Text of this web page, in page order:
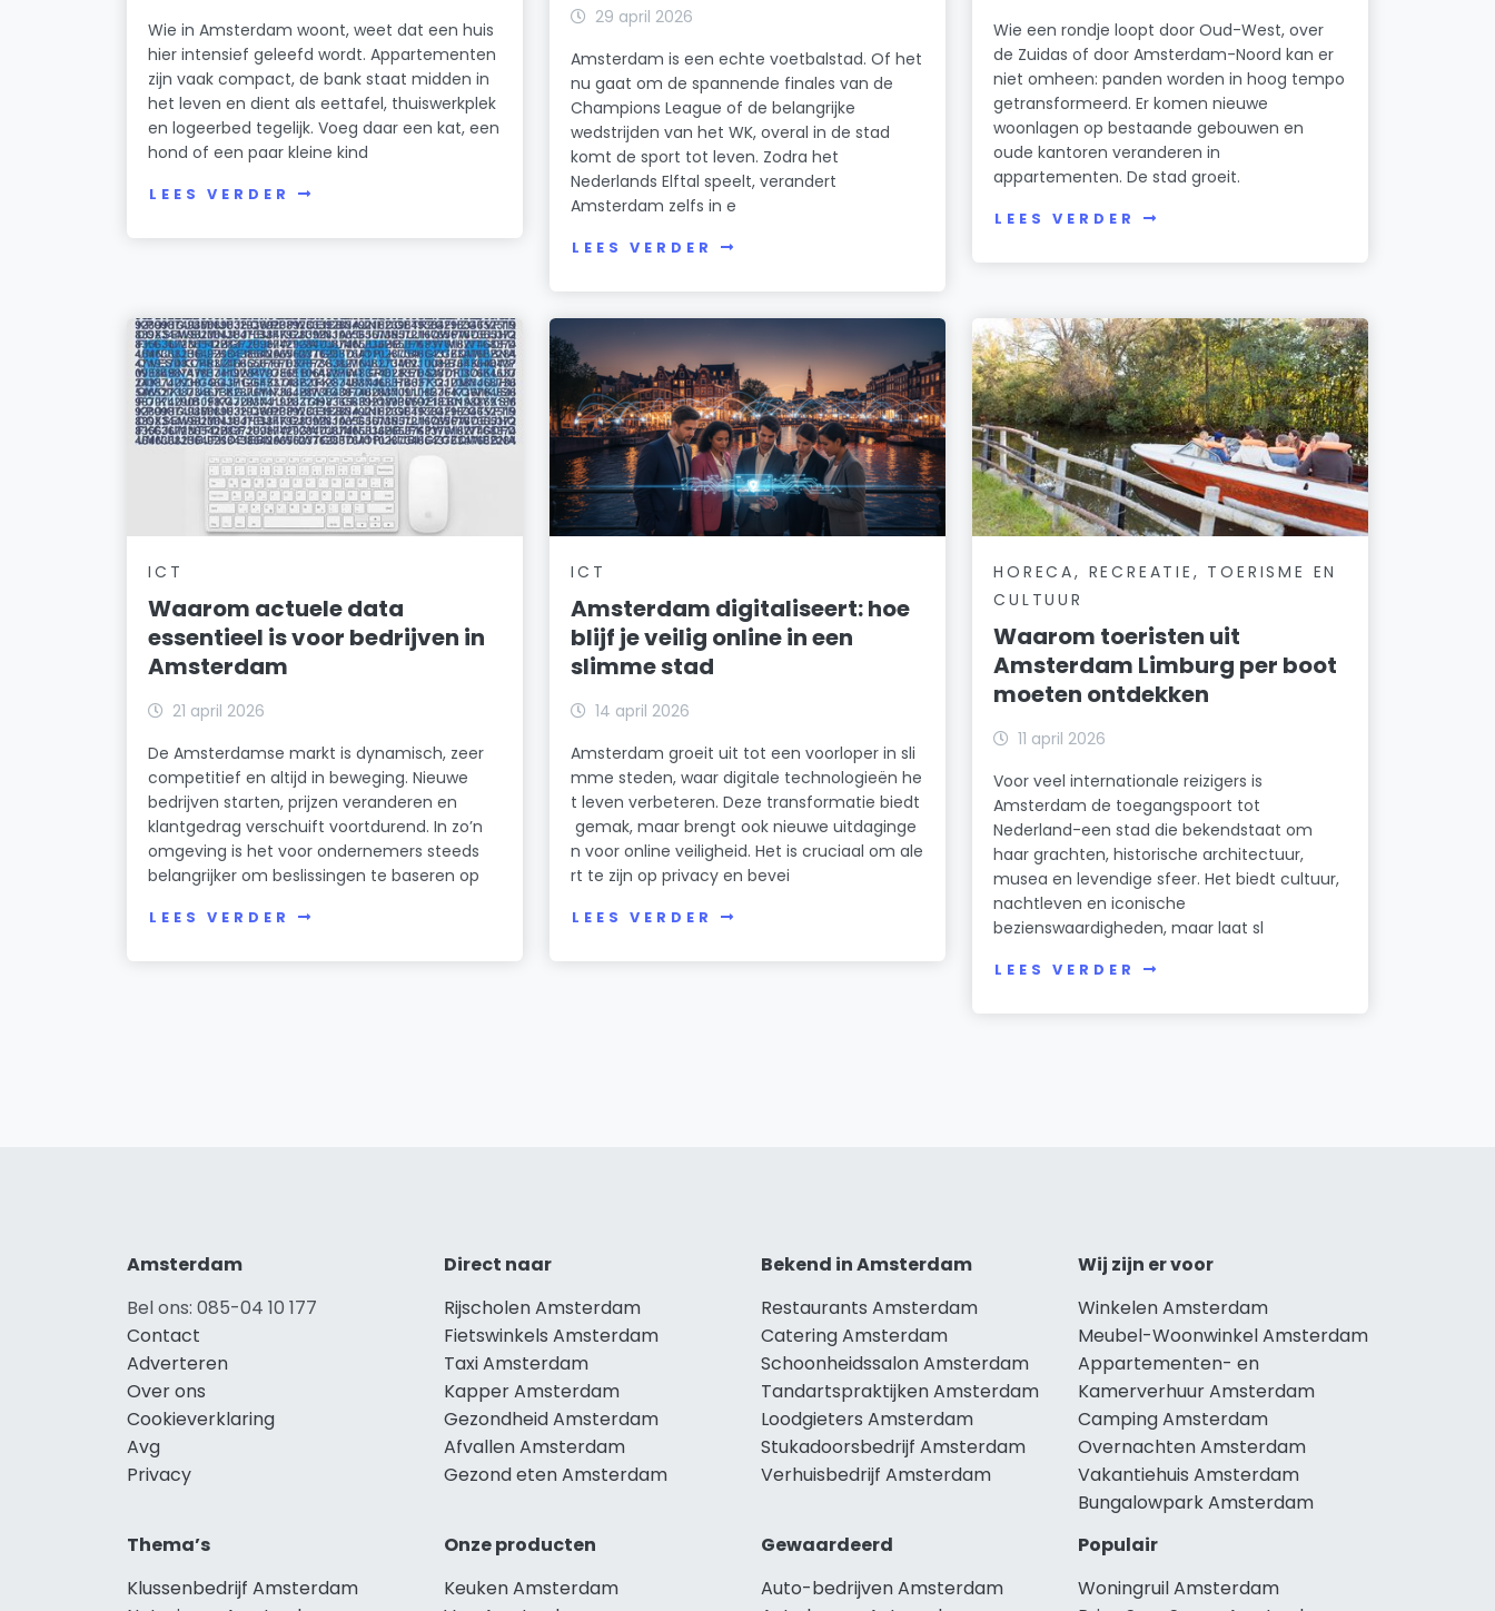
Wie in Amsterdam woont, weet dat een huis
hier intensief geleefd wordt. Appartementen
zijn vaak compact, de bank staat midden in
het leven en dient als eettafel, thuiswerkplek
en logeerbed tegelijk. Voeg daar een kat, een
hond of een paar kleine kind
LEES VERDER
29 april 2026
Amsterdam is een echte voetbalstad. Of het
nu gaat om de spannende finales van de
Champions League of de belangrijke
wedstrijden van het WK, overal in de stad
komt de sport tot leven. Zodra het
Nederlands Elftal speelt, verandert
Amsterdam zelfs in e
LEES VERDER
Wie een rondje loopt door Oud-West, over
de Zuidas of door Amsterdam-Noord kan er
niet omheen: panden worden in hoog tempo
getransformeerd. Er komen nieuwe
woonlagen op bestaande gebouwen en
oude kantoren veranderen in
appartementen. De stad groeit.
LEES VERDER
ICT
Waarom actuele data
essentieel is voor bedrijven in
Amsterdam
21 april 2026
De Amsterdamse markt is dynamisch, zeer
competitief en altijd in beweging. Nieuwe
bedrijven starten, prijzen veranderen en
klantgedrag verschuift voortdurend. In zo’n
omgeving is het voor ondernemers steeds
belangrijker om beslissingen te baseren op
LEES VERDER
ICT
Amsterdam digitaliseert: hoe
blijf je veilig online in een
slimme stad
14 april 2026
Amsterdam groeit uit tot een voorloper in sli
mme steden, waar digitale technologieën he
t leven verbeteren. Deze transformatie biedt
gemak, maar brengt ook nieuwe uitdaginge
n voor online veiligheid. Het is cruciaal om ale
rt te zijn op privacy en bevei
LEES VERDER
HORECA, RECREATIE, TOERISME EN
CULTUUR
Waarom toeristen uit
Amsterdam Limburg per boot
moeten ontdekken
11 april 2026
Voor veel internationale reizigers is
Amsterdam de toegangspoort tot
Nederland-een stad die bekendstaat om
haar grachten, historische architectuur,
musea en levendige sfeer. Het biedt cultuur,
nachtleven en iconische
bezienswaardigheden, maar laat sl
LEES VERDER
Amsterdam
Bel ons: 085-04 10 177
Contact
Adverteren
Over ons
Cookieverklaring
Avg
Privacy
Direct naar
Rijscholen Amsterdam
Fietswinkels Amsterdam
Taxi Amsterdam
Kapper Amsterdam
Gezondheid Amsterdam
Afvallen Amsterdam
Gezond eten Amsterdam
Bekend in Amsterdam
Restaurants Amsterdam
Catering Amsterdam
Schoonheidssalon Amsterdam
Tandartspraktijken Amsterdam
Loodgieters Amsterdam
Stukadoorsbedrijf Amsterdam
Verhuisbedrijf Amsterdam
Wij zijn er voor
Winkelen Amsterdam
Meubel-Woonwinkel Amsterdam
Appartementen- en
Kamerverhuur Amsterdam
Camping Amsterdam
Overnachten Amsterdam
Vakantiehuis Amsterdam
Bungalowpark Amsterdam
Thema’s
Klussenbedrijf Amsterdam
Onze producten
Keuken Amsterdam
Gewaardeerd
Auto-bedrijven Amsterdam
Populair
Woningruil Amsterdam